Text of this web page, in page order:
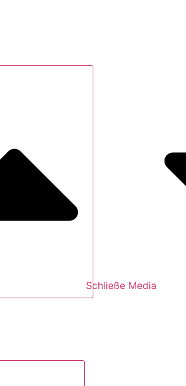
Schließe Media